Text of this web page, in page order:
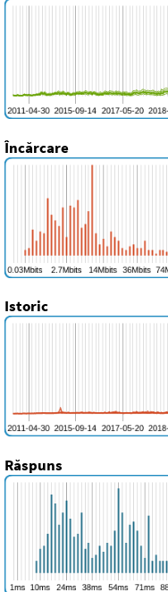
Încărcare
Istoric
Răspuns